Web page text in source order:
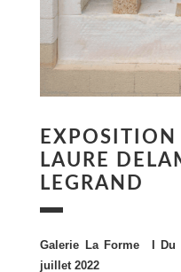
EXPOSITION
LAURE
LEGRAND
Galerie La Forme I Du
juillet 2022